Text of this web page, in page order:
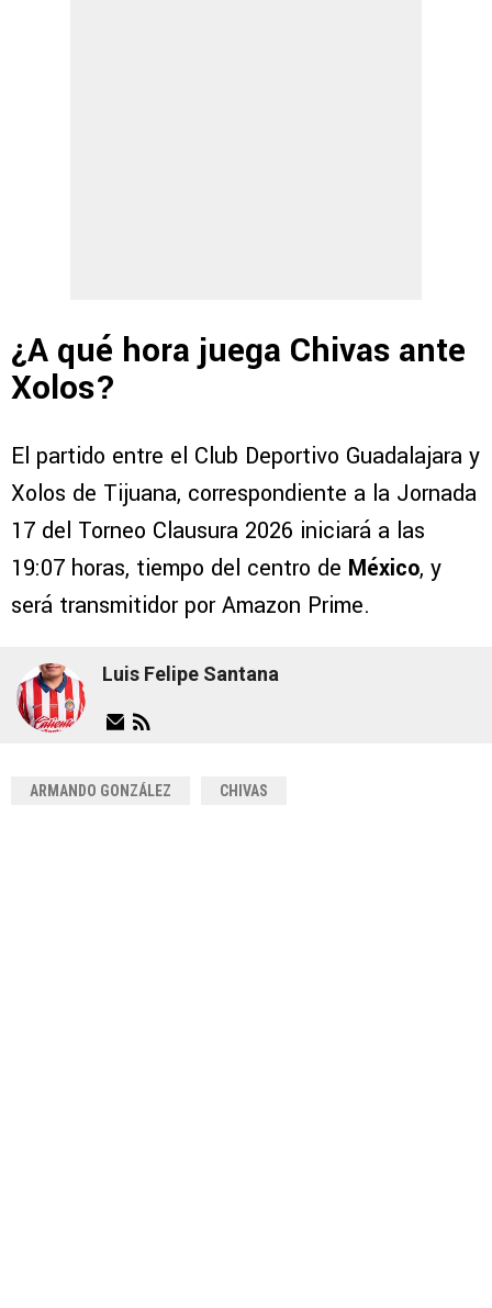
¿A qué hora juega Chivas ante
Xolos?
El partido entre el Club Deportivo Guadalajara y
Xolos de Tijuana, correspondiente a la Jornada
17 del Torneo Clausura 2026 iniciará a las
19:07 horas, tiempo del centro de México, y
será transmitidor por Amazon Prime.
Luis Felipe Santana
ARMANDO GONZÁLEZ CHIVAS